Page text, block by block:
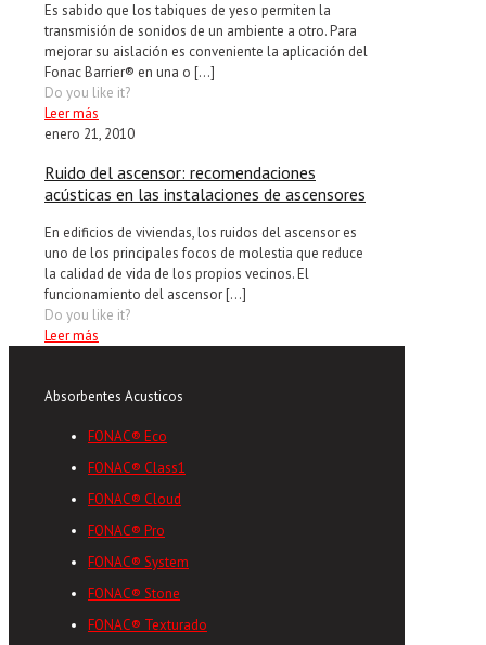
Es sabido que los tabiques de yeso permiten la
transmisión de sonidos de un ambiente a otro. Para
mejorar su aislación es conveniente la aplicación del
Fonac Barrier® en una o […]
Do you like it?
Leer más
enero 21, 2010
Ruido del ascensor: recomendaciones
acústicas en las instalaciones de ascensores
En edificios de viviendas, los ruidos del ascensor es
uno de los principales focos de molestia que reduce
la calidad de vida de los propios vecinos. El
funcionamiento del ascensor[…]
Do you like it?
Leer más
Absorbentes Acusticos
FONAC® Eco
FONAC® Class1
FONAC® Cloud
FONAC® Pro
FONAC® System
FONAC® Stone
FONAC® Texturado